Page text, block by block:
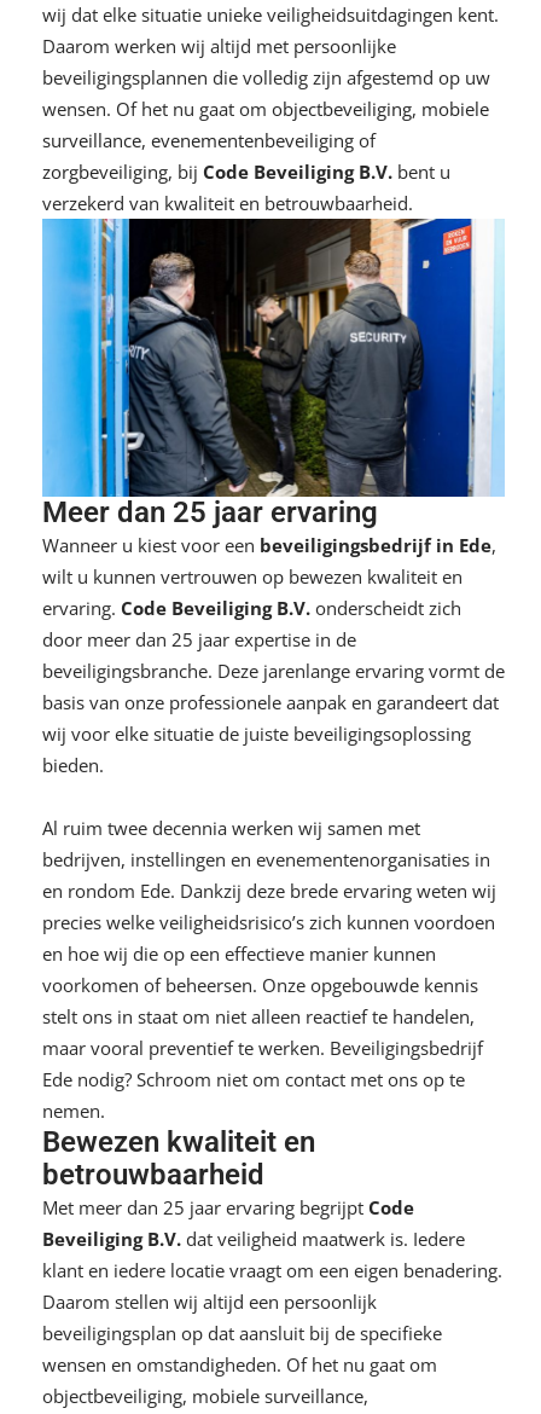
wij dat elke situatie unieke veiligheidsuitdagingen kent.
Daarom werken wij altijd met persoonlijke
beveiligingsplannen die volledig zijn afgestemd op uw
wensen. Of het nu gaat om objectbeveiliging, mobiele
surveillance, evenementenbeveiliging of
zorgbeveiliging, bij Code Beveiliging B.V. bent u
verzekerd van kwaliteit en betrouwbaarheid.
Meer dan 25 jaar ervaring
Wanneer u kiest voor een beveiligingsbedrijf in Ede,
wilt u kunnen vertrouwen op bewezen kwaliteit en
ervaring. Code Beveiliging B.V. onderscheidt zich
door meer dan 25 jaar expertise in de
beveiligingsbranche. Deze jarenlange ervaring vormt de
basis van onze professionele aanpak en garandeert dat
wij voor elke situatie de juiste beveiligingsoplossing
bieden.
Al ruim twee decennia werken wij samen met
bedrijven, instellingen en evenementenorganisaties in
en rondom Ede. Dankzij deze brede ervaring weten wij
precies welke veiligheidsrisico’s zich kunnen voordoen
en hoe wij die op een effectieve manier kunnen
voorkomen of beheersen. Onze opgebouwde kennis
stelt ons in staat om niet alleen reactief te handelen,
maar vooral preventief te werken. Beveiligingsbedrijf
Ede nodig? Schroom niet om contact met ons op te
nemen.
Bewezen kwaliteit en
betrouwbaarheid
Met meer dan 25 jaar ervaring begrijpt Code
Beveiliging B.V. dat veiligheid maatwerk is. Iedere
klant en iedere locatie vraagt om een eigen benadering.
Daarom stellen wij altijd een persoonlijk
beveiligingsplan op dat aansluit bij de specifieke
wensen en omstandigheden. Of het nu gaat om
objectbeveiliging, mobiele surveillance,